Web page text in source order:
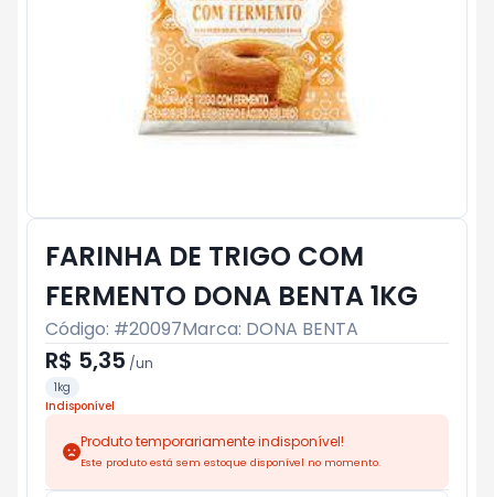
FARINHA DE TRIGO COM
FERMENTO DONA BENTA 1KG
Código: #20097Marca: DONA BENTA
R$ 5,35 /un
1kg
Indisponível
Produto temporariamente indisponível!
Este produto está sem estoque disponível no momento.